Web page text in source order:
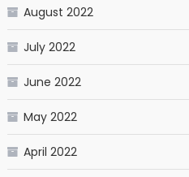
August 2022
July 2022
June 2022
May 2022
April 2022